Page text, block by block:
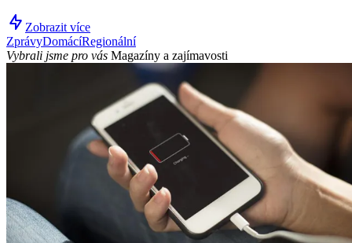
Zobrazit více
ZprávyDomácíRegionální
Vybrali jsme pro vás Magazíny a zajímavosti